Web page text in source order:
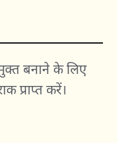
बनाने के लिए
प्राप्त करें।